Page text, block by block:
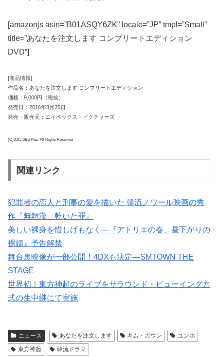
[amazonjs asin=”B01ASQY6ZK” locale=”JP” tmpl=”Small”
title=”あなたを注文します コンプリートエディション
DVD”]
[商品情報]
作品名：あなたを注文します コンプリートエディション
価格：9,000円（税抜）
発売日：2016年3月25日
発売・販売元：エイベックス・ピクチャーズ
(C)2015 SBS Plus. All Rights Reserved
関連リンク
犯罪者の恋人と刑事の愛を描いた 韓流ノワール映画の秀
作『無頼漢 乾いた罪』
美しい裸身を惜しげもなく―『アトリエの春、昼下がりの
裸婦』予告解禁
舞台裏映像が一部公開！4DXも決定―SMTOWN THE
STAGE
世界初！東方神起のライブをサラウンド・ビューイング方
式の生中継にて実施
ニュース あなたを注文します キム・ガウン
ユンホ
東方神起
韓流ドラマ